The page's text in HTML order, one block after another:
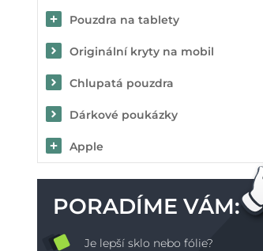
Pouzdra na tablety
Originální kryty na mobil
Chlupatá pouzdra
Dárkové poukázky
Apple
PORADÍME VÁM:
Je lepší sklo nebo fólie?